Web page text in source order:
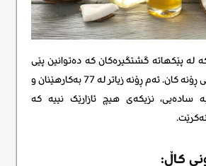
لە پێکهاتە گشتگیرەکان کە دەتوانین پێی
بڵێین کلیلی فەرەنسی ڕۆنه کان. ئەم ڕۆنه زیاتر لە 77 بەکارهێنان و
سادەیی، نزیکەی هیچ ئازارێک نییە کە